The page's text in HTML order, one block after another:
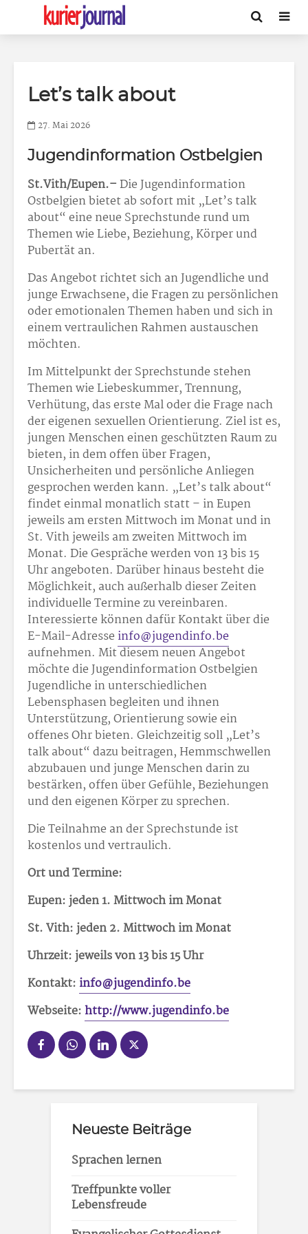
Let’s talk about
27. Mai 2026
Jugendinformation Ostbelgien
St.Vith/Eupen.–Die Jugendinformation
Ostbelgien bietet ab sofort mit „Let’s talk
about“ eine neue Sprechstunde rund um
Themen wie Liebe, Beziehung, Körper und
Pubertät an.
Das Angebot richtet sich an Jugendliche und
junge Erwachsene, die Fragen zu persönlichen
oder emotionalen Themen haben und sich in
einem vertraulichen Rahmen austauschen
möchten.
Im Mittelpunkt der Sprechstunde stehen
Themen wie Liebeskummer, Trennung,
Verhütung, das erste Mal oder die Frage nach
der eigenen sexuellen Orientierung. Ziel ist es,
jungen Menschen einen geschützten Raum zu
bieten, in dem offen über Fragen,
Unsicherheiten und persönliche Anliegen
gesprochen werden kann. „Let’s talk about“
findet einmal monatlich statt – in Eupen
jeweils am ersten Mittwoch im Monat und in
St. Vith jeweils am zweiten Mittwoch im
Monat. Die Gespräche werden von 13 bis 15
Uhr angeboten. Darüber hinaus besteht die
Möglichkeit, auch außerhalb dieser Zeiten
individuelle Termine zu vereinbaren.
Interessierte können dafür Kontakt über die
E-Mail-Adresse info@jugendinfo.be
aufnehmen. Mit diesem neuen Angebot
möchte die Jugendinformation Ostbelgien
Jugendliche in unterschiedlichen
Lebensphasen begleiten und ihnen
Unterstützung, Orientierung sowie ein
offenes Ohr bieten. Gleichzeitig soll „Let’s
talk about“ dazu beitragen, Hemmschwellen
abzubauen und junge Menschen darin zu
bestärken, offen über Gefühle, Beziehungen
und den eigenen Körper zu sprechen.
Die Teilnahme an der Sprechstunde ist
kostenlos und vertraulich.
Ort und Termine:
Eupen: jeden 1. Mittwoch im Monat
St. Vith: jeden 2. Mittwoch im Monat
Uhrzeit: jeweils von 13 bis 15 Uhr
Kontakt: info@jugendinfo.be
Webseite:http://www.jugendinfo.be
Neueste Beiträge
Sprachen lernen
Treffpunkte voller
Lebensfreude